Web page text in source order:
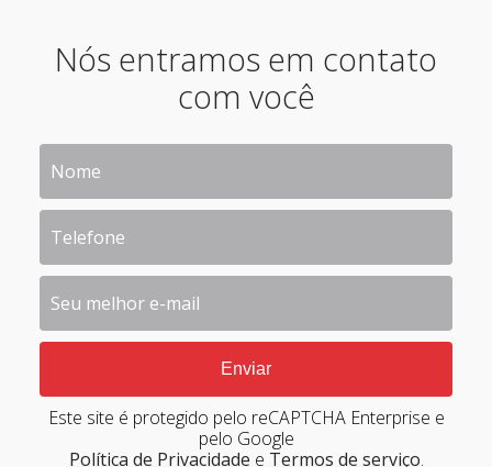
Nós entramos em contato
com você
Este site é protegido pelo reCAPTCHA Enterprise e
pelo Google
Política de Privacidade e Termos de serviço.